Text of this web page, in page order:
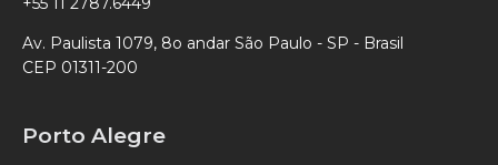
Av. Paulista 1079, 8o andar São Paulo - SP - Brasil
CEP 01311-200
Porto Alegre